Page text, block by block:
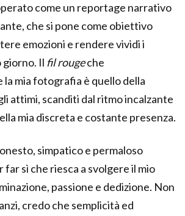
come un reportage narrativo
che si pone come obiettivo
emozioni e rendere vividi i
Il filrougeche
mia fotografia è quello della
attimi, scanditi dal ritmo incalzante
mia discreta e costante presenza.
simpatico e permaloso
far sì che riesca a svolgere il mio
passione e dedizione. Non
credo che semplicità ed